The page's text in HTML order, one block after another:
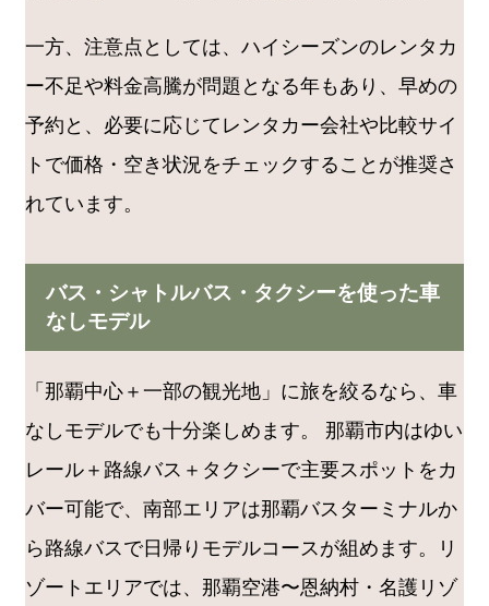
一方、注意点としては、ハイシーズンのレンタカ
ー不足や料金高騰が問題となる年もあり、早めの
予約と、必要に応じてレンタカー会社や比較サイ
トで価格・空き状況をチェックすることが推奨さ
れています。
バス・シャトルバス・タクシーを使った車
なしモデル
「那覇中心＋一部の観光地」に旅を絞るなら、車
なしモデルでも十分楽しめます。 那覇市内はゆい
レール＋路線バス＋タクシーで主要スポットをカ
バー可能で、南部エリアは那覇バスターミナルか
ら路線バスで日帰りモデルコースが組めます。リ
ゾートエリアでは、那覇空港〜恩納村・名護リゾ